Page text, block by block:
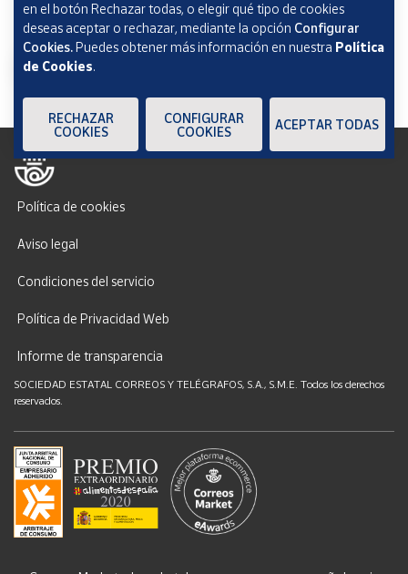
Política de cookies
Aviso legal
Condiciones del servicio
Política de Privacidad Web
Informe de transparencia
SOCIEDAD ESTATAL CORREOS Y TELÉGRAFOS, S.A., S.M.E. Todos los derechos
reservados.
en el botón Rechazar todas, o elegir qué tipo de cookies
deseas aceptar o rechazar, mediante la opción Configurar
Cookies.Puedes obtener más información en nuestra Política
de Cookies.
RECHAZAR
COOKIES
CONFIGURAR
COOKIES
ACEPTAR TODAS